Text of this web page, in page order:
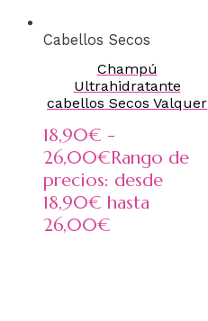
Cabellos Secos
Champú
Ultrahidratante
cabellos Secos Valquer
18,90€ -
26,00€Rango de
precios: desde
18,90€ hasta
26,00€